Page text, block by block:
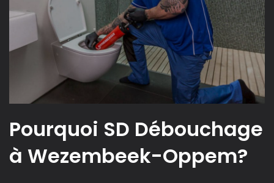
Pourquoi SD Débouchage
à Wezembeek-Oppem?